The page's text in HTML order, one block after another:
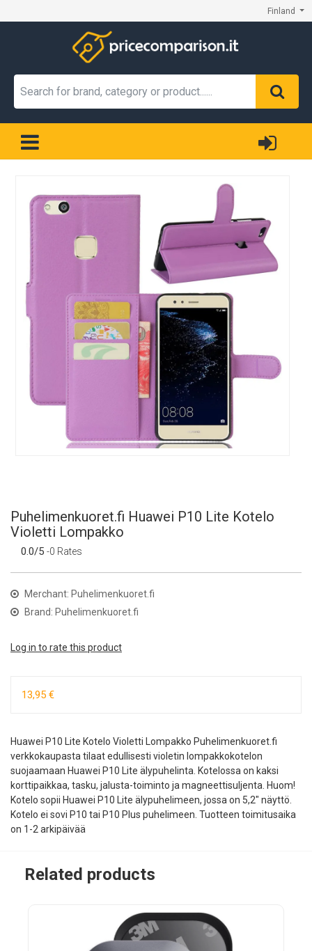
Finland
Puhelimenkuoret.fi Huawei P10 Lite Kotelo
Violetti Lompakko
0.0/5 -0 Rates
Merchant: Puhelimenkuoret.fi
Brand: Puhelimenkuoret.fi
Log in to rate this product
13,95 €
Huawei P10 Lite Kotelo Violetti Lompakko Puhelimenkuoret.fi
verkkokaupasta tilaat edullisesti violetin lompakkokotelon
suojaamaan Huawei P10 Lite älypuhelinta. Kotelossa on kaksi
korttipaikkaa, tasku, jalusta-toiminto ja magneettisuljenta. Huom!
Kotelo sopii Huawei P10 Lite älypuhelimeen, jossa on 5,2" näyttö.
Kotelo ei sovi P10 tai P10 Plus puhelimeen. Tuotteen toimitusaika
on 1-2 arkipäivää
Related products